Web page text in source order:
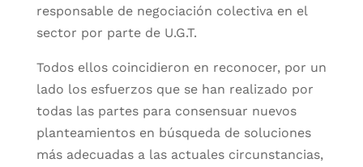
responsable de negociación colectiva en el
sector por parte de U.G.T.
Todos ellos coincidieron en reconocer, por un
lado los esfuerzos que se han realizado por
todas las partes para consensuar nuevos
planteamientos en búsqueda de soluciones
más adecuadas a las actuales circunstancias,